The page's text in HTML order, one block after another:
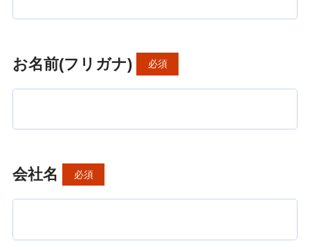
お名前(フリガナ) 必須
会社名 必須